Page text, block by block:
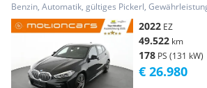
Benzin, Automatik, gültiges Pickerl,
2022 EZ
49.522 km
178 PS (131 kW)
€ 26.980